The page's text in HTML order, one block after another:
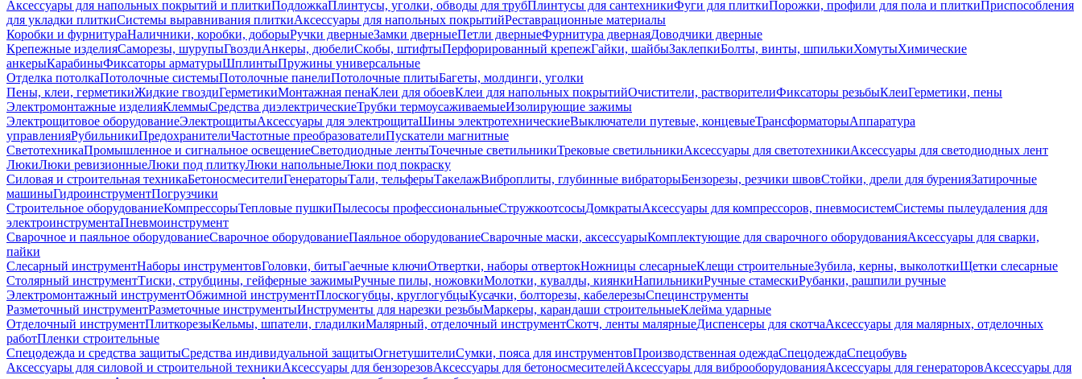
Аксессуары для напольных покрытий и плиткиПодложкаПлинтусы, уголки, обводы для трубПлинтусы для сантехникиФуги для плиткиПорожки, профили для пола и плиткиПриспособления
для укладки плиткиСистемы выравнивания плиткиАксессуары для напольных покрытийРеставрационные материалы
Коробки и фурнитураНаличники, коробки, доборыРучки дверныеЗамки дверныеПетли дверныеФурнитура двернаяДоводчики дверные
Крепежные изделияСаморезы, шурупыГвоздиАнкеры, дюбелиСкобы, штифтыПерфорированный крепежГайки, шайбыЗаклепкиБолты, винты, шпилькиХомутыХимические
анкерыКарабиныФиксаторы арматурыШплинтыПружины универсальные
Отделка потолкаПотолочные системыПотолочные панелиПотолочные плитыБагеты, молдинги, уголки
Пены, клеи, герметикиЖидкие гвоздиГерметикиМонтажная пенаКлеи для обоевКлеи для напольных покрытийОчистители, растворителиФиксаторы резьбыКлеиГерметики, пены
Электромонтажные изделияКлеммыСредства диэлектрическиеТрубки термоусаживаемыеИзолирующие зажимы
Электрощитовое оборудованиеЭлектрощитыАксессуары для электрощитаШины электротехническиеВыключатели путевые, концевыеТрансформаторыАппаратура
управленияРубильникиПредохранителиЧастотные преобразователиПускатели магнитные
СветотехникаПромышленное и сигнальное освещениеСветодиодные лентыТочечные светильникиТрековые светильникиАксессуары для светотехникиАксессуары для светодиодных лент
ЛюкиЛюки ревизионныеЛюки под плиткуЛюки напольныеЛюки под покраску
Силовая и строительная техникаБетоносмесителиГенераторыТали, тельферыТакелажВиброплиты, глубинные вибраторыБензорезы, резчики швовСтойки, дрели для буренияЗатирочные
машиныГидроинструментПогрузчики
Строительное оборудованиеКомпрессорыТепловые пушкиПылесосы профессиональныеСтружкоотсосыДомкратыАксессуары для компрессоров, пневмосистемСистемы пылеудаления для
электроинструментаПневмоинструмент
Сварочное и паяльное оборудованиеСварочное оборудованиеПаяльное оборудованиеСварочные маски, аксессуарыКомплектующие для сварочного оборудованияАксессуары для сварки,
пайки
Слесарный инструментНаборы инструментовГоловки, битыГаечные ключиОтвертки, наборы отвертокНожницы слесарныеКлещи строительныеЗубила, керны, выколоткиЩетки слесарные
Столярный инструментТиски, струбцины, гейферные зажимыРучные пилы, ножовкиМолотки, кувалды, киянкиНапильникиРучные стамескиРубанки, рашпили ручные
Электромонтажный инструментОбжимной инструментПлоскогубцы, круглогубцыКусачки, болторезы, кабелерезыСпецинструменты
Разметочный инструментРазметочные инструментыИнструменты для нарезки резьбыМаркеры, карандаши строительныеКлейма ударные
Отделочный инструментПлиткорезыКельмы, шпатели, гладилкиМалярный, отделочный инструментСкотч, ленты малярныеДиспенсеры для скотчаАксессуары для малярных, отделочных
работПленки строительные
Спецодежда и средства защитыСредства индивидуальной защитыОгнетушителиСумки, пояса для инструментовПроизводственная одеждаСпецодеждаСпецобувь
Аксессуары для силовой и строительной техникиАксессуары для бензорезовАксессуары для бетоносмесителейАксессуары для виброоборудованияАксессуары для генераторовАксессуары для